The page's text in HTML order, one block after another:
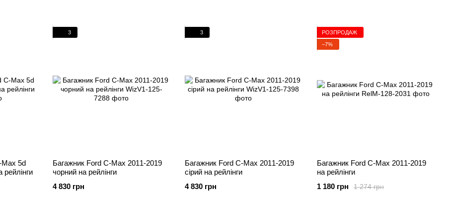
Max 5d
3
Багажник Ford C-Max 2011-2019
чорний на рейлінги
4 830 грн
3
Багажник Ford C-Max 2011-2019
сірий на рейлінги
4 830 грн
РОЗПРОДАЖ
−7%
Багажник Ford C-Max 2011-2019
на рейлінги
1 274 грн
1 180 грн